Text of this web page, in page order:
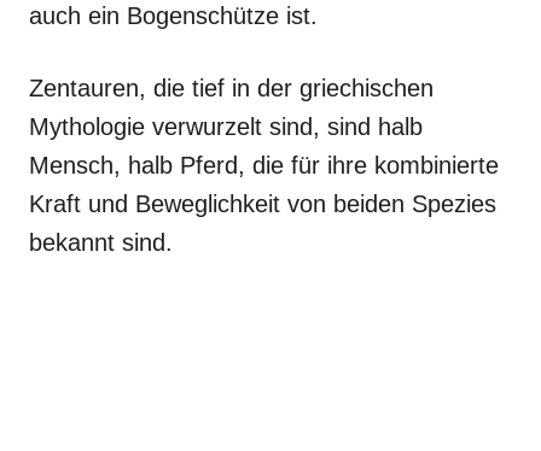
auch ein Bogenschütze ist.
Zentauren, die tief in der griechischen
Mythologie verwurzelt sind, sind halb
Mensch, halb Pferd, die für ihre kombinierte
Kraft und Beweglichkeit von beiden Spezies
bekannt sind.